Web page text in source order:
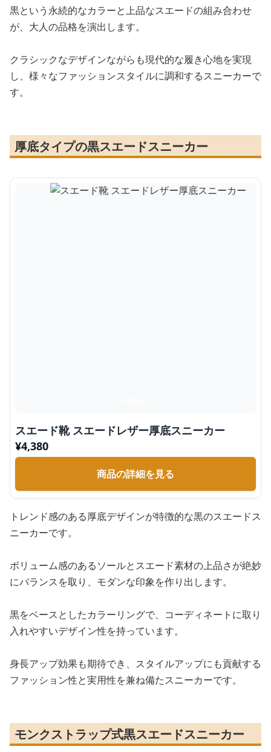
黒という永続的なカラーと上品なスエードの組み合わせ
が、大人の品格を演出します。
クラシックなデザインながらも現代的な履き心地を実現
し、様々なファッションスタイルに調和するスニーカーで
す。
厚底タイプの黒スエードスニーカー
スエード靴 スエードレザー厚底スニーカー
¥4,380
商品の詳細を見る
トレンド感のある厚底デザインが特徴的な黒のスエードス
ニーカーです。
ボリューム感のあるソールとスエード素材の上品さが絶妙
にバランスを取り、モダンな印象を作り出します。
黒をベースとしたカラーリングで、コーディネートに取り
入れやすいデザイン性を持っています。
身長アップ効果も期待でき、スタイルアップにも貢献する
ファッション性と実用性を兼ね備たスニーカーです。
モンクストラップ式黒スエードスニーカー